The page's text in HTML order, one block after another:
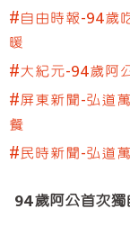
高雄服務處
#自由時報-94歲
暖
#大紀元-94歲阿
#屏東新聞-弘道
餐
#民時新聞-弘道
94歲阿公首次獨